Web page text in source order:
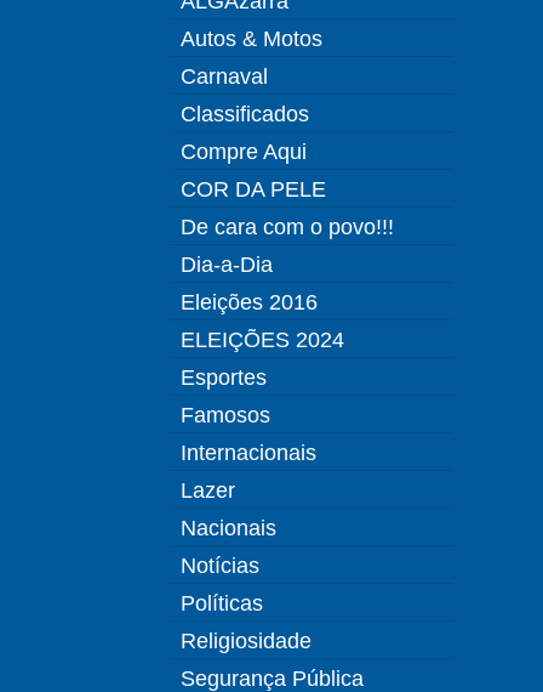
Autos & Motos
Carnaval
Classificados
Compre Aqui
COR DA PELE
De cara com o povo!!!
Dia-a-Dia
Eleições 2016
ELEIÇÕES 2024
Esportes
Famosos
Internacionais
Lazer
Nacionais
Notícias
Políticas
Religiosidade
Segurança Pública